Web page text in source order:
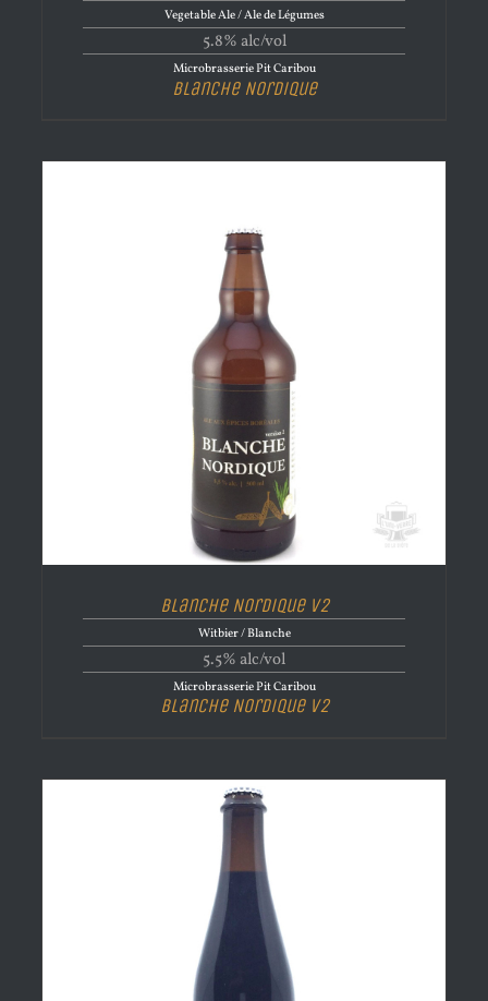
Vegetable Ale / Ale de Légumes
5.8% alc/vol
Microbrasserie Pit Caribou
Blanche Nordique
Blanche Nordique v2
Witbier / Blanche
5.5% alc/vol
Microbrasserie Pit Caribou
Blanche Nordique v2